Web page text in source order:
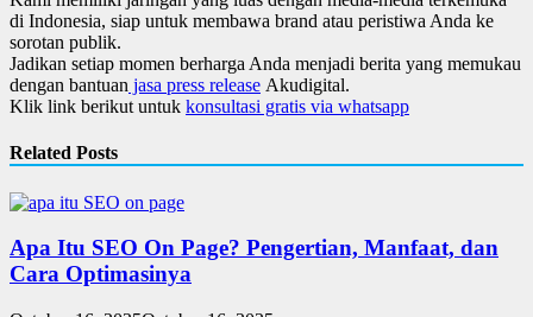
di Indonesia, siap untuk membawa brand atau peristiwa Anda ke
sorotan publik.
Jadikan setiap momen berharga Anda menjadi berita yang memukau
dengan bantuan jasa press release Akudigital.
Klik link berikut untuk konsultasi gratis via whatsapp
Related Posts
Apa Itu SEO On Page? Pengertian, Manfaat, dan
Cara Optimasinya